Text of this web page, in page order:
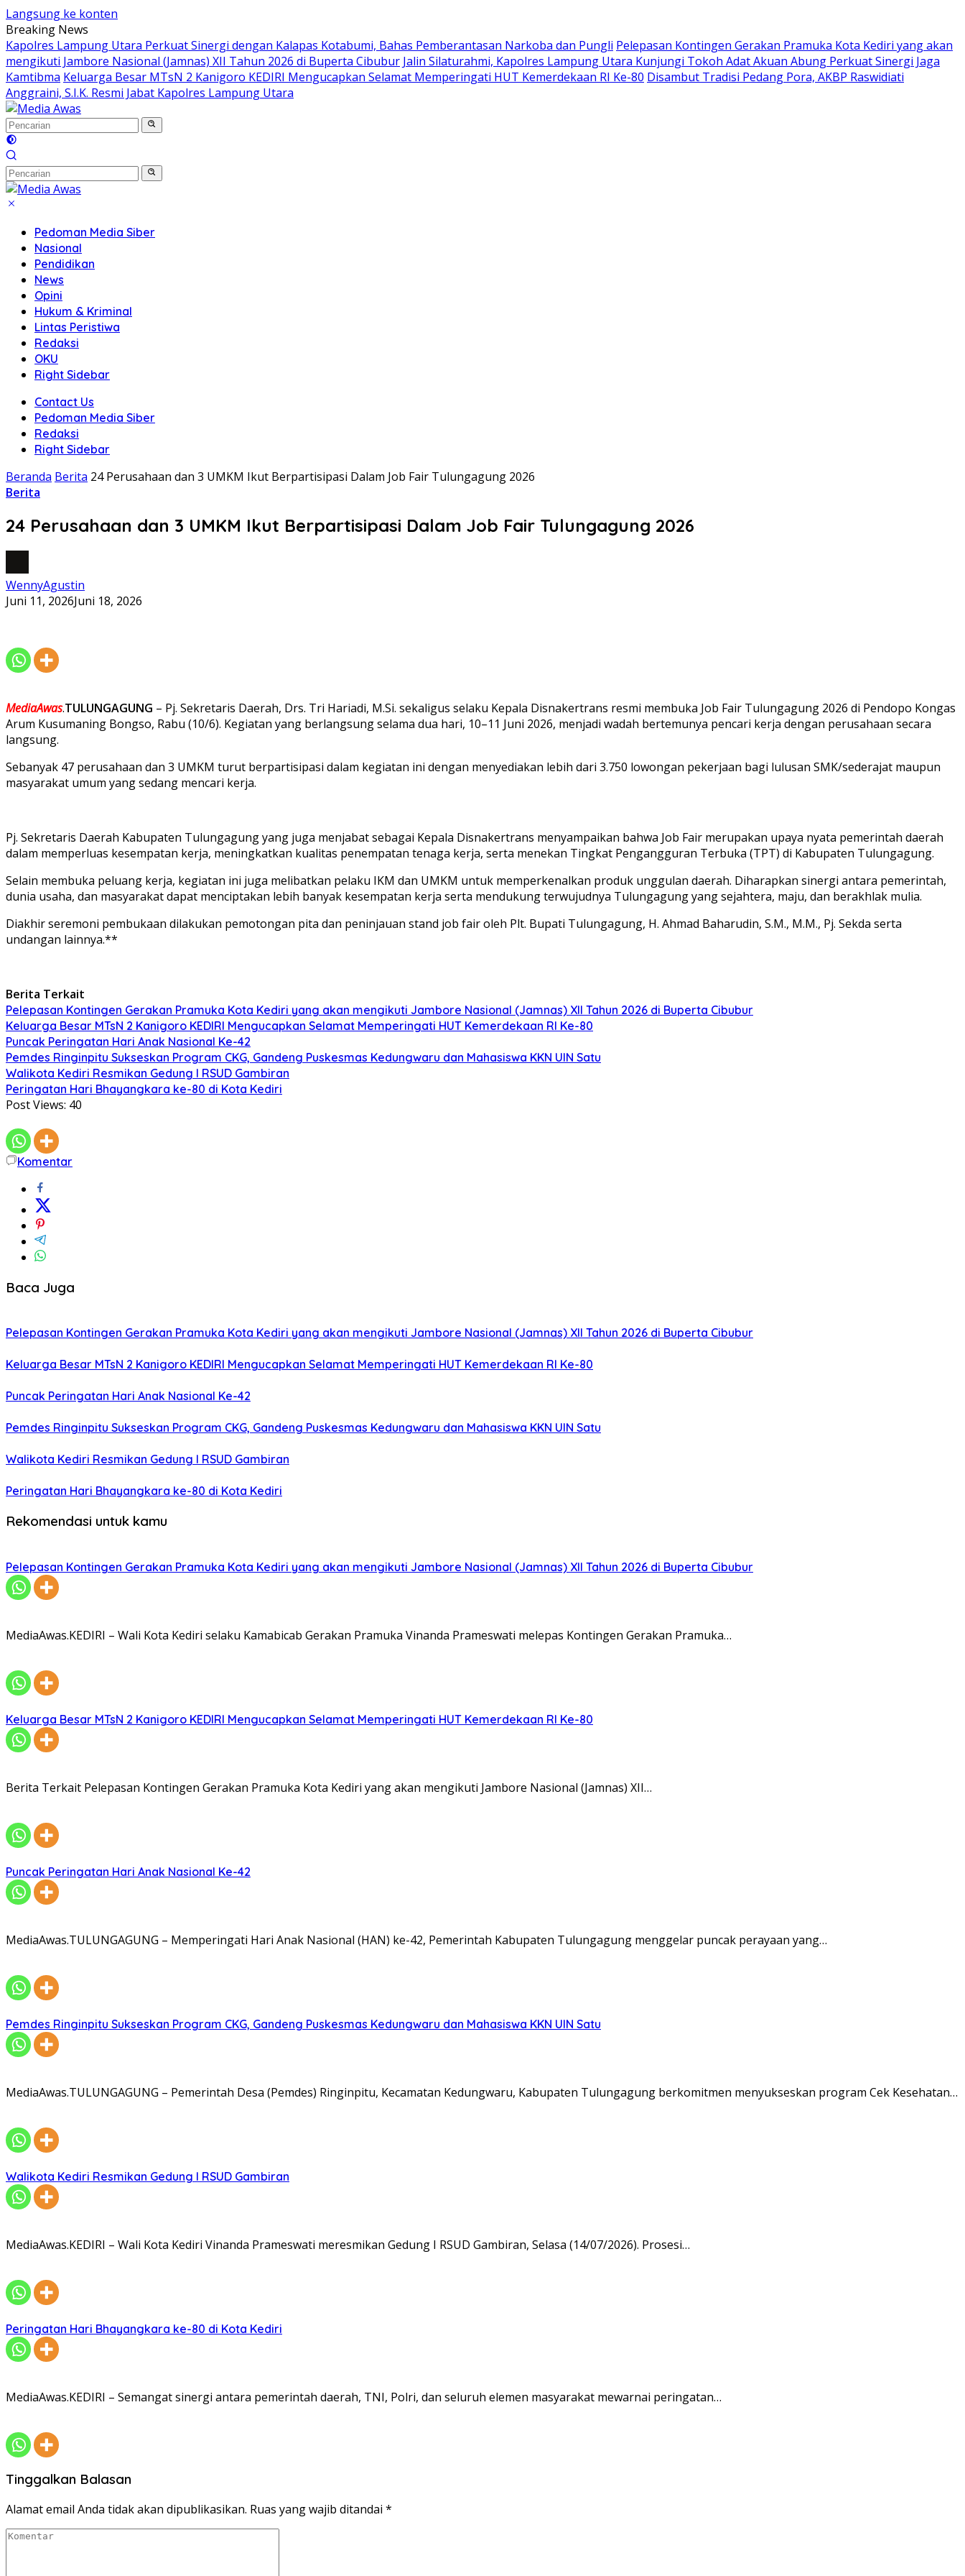
Langsung ke konten
Breaking News
Kapolres Lampung Utara Perkuat Sinergi dengan Kalapas Kotabumi, Bahas Pemberantasan Narkoba dan Pungli Pelepasan Kontingen Gerakan Pramuka Kota Kediri yang akan
mengikuti Jambore Nasional (Jamnas) XII Tahun 2026 di Buperta Cibubur Jalin Silaturahmi, Kapolres Lampung Utara Kunjungi Tokoh Adat Akuan Abung Perkuat Sinergi Jaga
Kamtibma Keluarga Besar MTsN 2 Kanigoro KEDIRI Mengucapkan Selamat Memperingati HUT Kemerdekaan RI Ke-80 Disambut Tradisi Pedang Pora, AKBP Raswidiati
Anggraini, S.I.K. Resmi Jabat Kapolres Lampung Utara
Pedoman Media Siber
Nasional
Pendidikan
News
Opini
Hukum & Kriminal
Lintas Peristiwa
Redaksi
OKU
Right Sidebar
Contact Us
Pedoman Media Siber
Redaksi
Right Sidebar
Beranda Berita 24 Perusahaan dan 3 UMKM Ikut Berpartisipasi Dalam Job Fair Tulungagung 2026
Berita
24 Perusahaan dan 3 UMKM Ikut Berpartisipasi Dalam Job Fair Tulungagung 2026
WennyAgustin
Juni 11, 2026Juni 18, 2026
MediaAwas.TULUNGAGUNG – Pj. Sekretaris Daerah, Drs. Tri Hariadi, M.Si. sekaligus selaku Kepala Disnakertrans resmi membuka Job Fair Tulungagung 2026 di Pendopo Kongas
Arum Kusumaning Bongso, Rabu (10/6). Kegiatan yang berlangsung selama dua hari, 10–11 Juni 2026, menjadi wadah bertemunya pencari kerja dengan perusahaan secara
langsung.
Sebanyak 47 perusahaan dan 3 UMKM turut berpartisipasi dalam kegiatan ini dengan menyediakan lebih dari 3.750 lowongan pekerjaan bagi lulusan SMK/sederajat maupun
masyarakat umum yang sedang mencari kerja.
Pj. Sekretaris Daerah Kabupaten Tulungagung yang juga menjabat sebagai Kepala Disnakertrans menyampaikan bahwa Job Fair merupakan upaya nyata pemerintah daerah
dalam memperluas kesempatan kerja, meningkatkan kualitas penempatan tenaga kerja, serta menekan Tingkat Pengangguran Terbuka (TPT) di Kabupaten Tulungagung.
Selain membuka peluang kerja, kegiatan ini juga melibatkan pelaku IKM dan UMKM untuk memperkenalkan produk unggulan daerah. Diharapkan sinergi antara pemerintah,
dunia usaha, dan masyarakat dapat menciptakan lebih banyak kesempatan kerja serta mendukung terwujudnya Tulungagung yang sejahtera, maju, dan berakhlak mulia.
Diakhir seremoni pembukaan dilakukan pemotongan pita dan peninjauan stand job fair oleh Plt. Bupati Tulungagung, H. Ahmad Baharudin, S.M., M.M., Pj. Sekda serta
undangan lainnya.**
Berita Terkait
Pelepasan Kontingen Gerakan Pramuka Kota Kediri yang akan mengikuti Jambore Nasional (Jamnas) XII Tahun 2026 di Buperta Cibubur
Keluarga Besar MTsN 2 Kanigoro KEDIRI Mengucapkan Selamat Memperingati HUT Kemerdekaan RI Ke-80
Puncak Peringatan Hari Anak Nasional Ke-42
Pemdes Ringinpitu Sukseskan Program CKG, Gandeng Puskesmas Kedungwaru dan Mahasiswa KKN UIN Satu
Walikota Kediri Resmikan Gedung I RSUD Gambiran
Peringatan Hari Bhayangkara ke-80 di Kota Kediri
Post Views: 40
Komentar
Baca Juga
Pelepasan Kontingen Gerakan Pramuka Kota Kediri yang akan mengikuti Jambore Nasional (Jamnas) XII Tahun 2026 di Buperta Cibubur
Keluarga Besar MTsN 2 Kanigoro KEDIRI Mengucapkan Selamat Memperingati HUT Kemerdekaan RI Ke-80
Puncak Peringatan Hari Anak Nasional Ke-42
Pemdes Ringinpitu Sukseskan Program CKG, Gandeng Puskesmas Kedungwaru dan Mahasiswa KKN UIN Satu
Walikota Kediri Resmikan Gedung I RSUD Gambiran
Peringatan Hari Bhayangkara ke-80 di Kota Kediri
Rekomendasi untuk kamu
Pelepasan Kontingen Gerakan Pramuka Kota Kediri yang akan mengikuti Jambore Nasional (Jamnas) XII Tahun 2026 di Buperta Cibubur
MediaAwas.KEDIRI – Wali Kota Kediri selaku Kamabicab Gerakan Pramuka Vinanda Prameswati melepas Kontingen Gerakan Pramuka…
Keluarga Besar MTsN 2 Kanigoro KEDIRI Mengucapkan Selamat Memperingati HUT Kemerdekaan RI Ke-80
Berita Terkait Pelepasan Kontingen Gerakan Pramuka Kota Kediri yang akan mengikuti Jambore Nasional (Jamnas) XII…
Puncak Peringatan Hari Anak Nasional Ke-42
MediaAwas.TULUNGAGUNG – Memperingati Hari Anak Nasional (HAN) ke-42, Pemerintah Kabupaten Tulungagung menggelar puncak perayaan yang…
Pemdes Ringinpitu Sukseskan Program CKG, Gandeng Puskesmas Kedungwaru dan Mahasiswa KKN UIN Satu
MediaAwas.TULUNGAGUNG – Pemerintah Desa (Pemdes) Ringinpitu, Kecamatan Kedungwaru, Kabupaten Tulungagung berkomitmen menyukseskan program Cek Kesehatan…
Walikota Kediri Resmikan Gedung I RSUD Gambiran
MediaAwas.KEDIRI – Wali Kota Kediri Vinanda Prameswati meresmikan Gedung I RSUD Gambiran, Selasa (14/07/2026). Prosesi…
Peringatan Hari Bhayangkara ke-80 di Kota Kediri
MediaAwas.KEDIRI – Semangat sinergi antara pemerintah daerah, TNI, Polri, dan seluruh elemen masyarakat mewarnai peringatan…
Tinggalkan Balasan
Alamat email Anda tidak akan dipublikasikan. Ruas yang wajib ditandai *